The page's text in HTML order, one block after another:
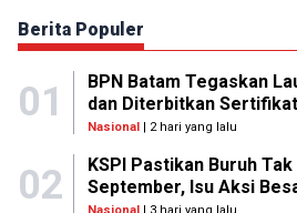
Berita Populer
01
BPN Batam Tegaskan
dan Diterbitkan Sertifikat
Nasional| 2 hari yang lalu
02
KSPI Pastikan Buruh
September, Isu Aksi
Nasional| 3 hari yang lalu